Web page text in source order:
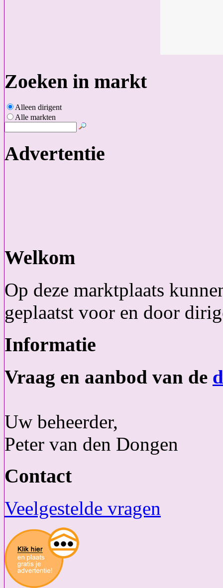
Zoeken in markt
Alleen dirigent
Alle markten
Advertentie
Welkom
Op deze marktplaats
geplaatst voor en door
Informatie
Vraag en aanbod van de
Uw beheerder,
Peter van den Dongen
Contact
Veelgestelde vragen